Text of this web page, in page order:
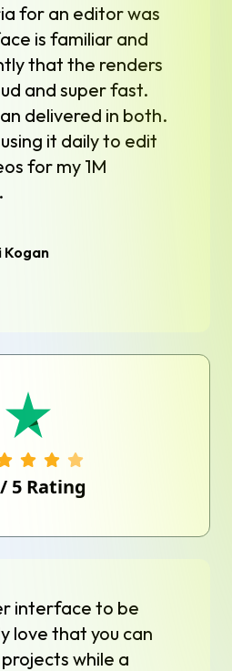
for an editor was
is familiar and
that the renders
and super fast.
delivered in both.
it daily to edit
for my 1M
Kogan
/ 5 Rating
interface to be
love that you can
while a